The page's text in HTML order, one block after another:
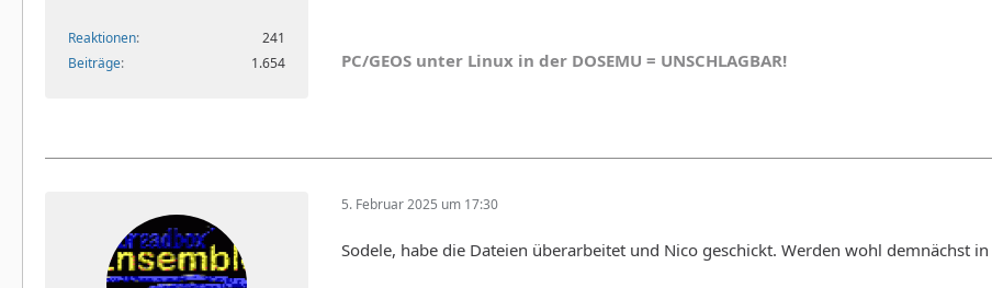
Reaktionen
241
Beiträge
1.654 PC/GEOS unter Linux in der DOSEMU = UNSCHLAGBAR!
5. Februar 2025 um 17:30
Sodele, habe die Dateien überarbeitet und Nico geschickt. Werden wohl demnächst